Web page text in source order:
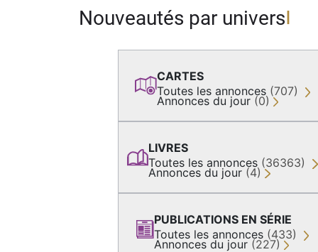
Nouveautés par univers
CARTES
Toutes les annonces (707)
Annonces du jour (0)
LIVRES
Toutes les annonces (36363)
Annonces du jour (4)
PUBLICATIONS EN SÉRIE
Toutes les annonces (433)
Annonces du jour (227)